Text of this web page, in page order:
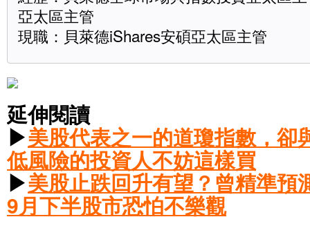
亞太區主管
現職：貝萊德iShares安碩亞太區主管
延伸閱讀
▶美股代表之一的道瓊指數，卻
低風險的投資人不妨這樣買
▶美股止跌回升有望？曾精準預
9月下半股市恐怕不樂觀